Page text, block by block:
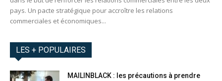
pays. Un pacte stratégique pour accroître les relations
commerciales et économiques...
LES + POPULAIRES
MAILINBLACK : les précautions à prendre